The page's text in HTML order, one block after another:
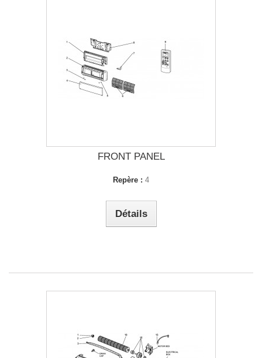
FRONT PANEL
Repère : 4
Détails